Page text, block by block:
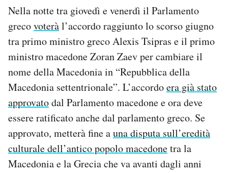
SHOP
CALENDARIO
AREA PERSONALE
Area Personale
Newsletter
Notifiche mobile
Regala il Post
Hai bisogno di aiuto?
Esci
Nella notte tra giovedì e venerdì il Parlamento
grecovoteràl’accordo raggiunto lo scorso giugno
tra primo ministro greco Alexis Tsipras e il primo
ministro macedone Zoran Zaev per cambiare il
nome della Macedonia in “Repubblica della
Macedonia settentrionale”. L’accordoera già stato
approvatodal Parlamento macedone e ora deve
essere ratificato anche dal parlamento greco. Se
approvato, metterà fine auna disputa sull’eredità
culturale dell’antico popolo macedonetra la
Macedonia e la Grecia che va avanti dagli anni